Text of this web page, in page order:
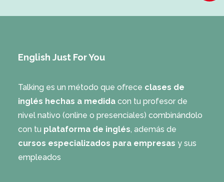
English Just For You
Talking es un método que ofrece clases de
inglés hechas a medida con tu profesor de
nivel nativo (online o presenciales) combinándolo
con tu plataforma de inglés, además de
cursos especializados para empresas y sus
empleados